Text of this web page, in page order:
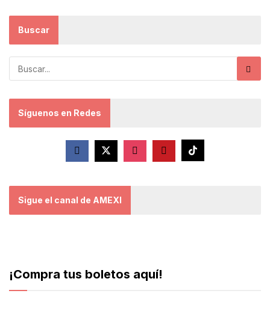
Buscar
Síguenos en Redes
Sigue el canal de AMEXI
¡Compra tus boletos aquí!